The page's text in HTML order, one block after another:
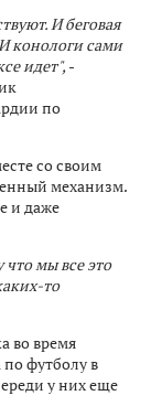
И беговая
конологи сами
идет", -
по
со своим
механизм.
и даже
мы все это
то
во время
футболу в
у них еще